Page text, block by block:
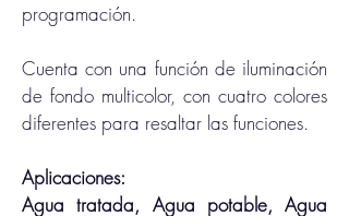
programación.
Cuenta con una función de iluminación
de fondo multicolor, con cuatro colores
diferentes para resaltar las funciones.
Aplicaciones:
Agua tratada, Agua potable, Agua